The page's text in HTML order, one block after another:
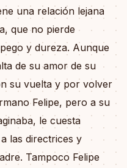
una relación lejana
que no pierde
y dureza. Aunque
de su amor de su
su vuelta y por volver
Felipe, pero a su
le cuesta
las directrices y
Tampoco Felipe